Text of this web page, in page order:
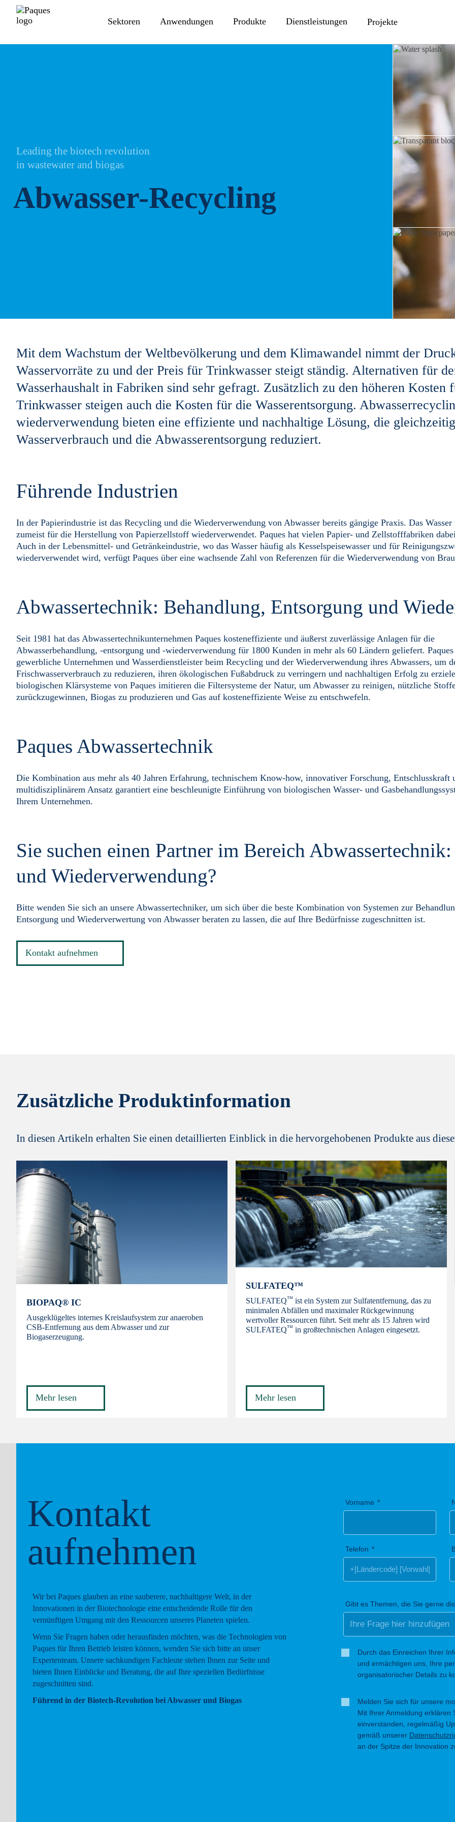
Sektoren Anwendungen Produkte Dienstleistungen Projekte
Leading the biotech revolution
in wastewater and biogas
Abwasser-Recycling
Mit dem Wachstum der Weltbevölkerung und dem Klimawandel nimmt der
Wasservorräte zu und der Preis für Trinkwasser steigt ständig. Alternativen für
Wasserhaushalt in Fabriken sind sehr gefragt. Zusätzlich zu den höheren Kosten
Trinkwasser steigen auch die Kosten für die Wasserentsorgung.
wiederverwendung bieten eine effiziente und nachhaltige Lösung, die
Wasserverbrauch und die Abwasserentsorgung reduziert.
Führende Industrien
In der Papierindustrie ist das Recycling und die Wiederverwendung von Abwasser bereits gängige Praxis. Das
zumeist für die Herstellung von Papierzellstoff wiederverwendet. Paques hat vielen Papier- und Zellstofffabriken
Auch in der Lebensmittel- und Getränkeindustrie, wo das Wasser häufig als Kesselspeisewasser und für
wiederverwendet wird, verfügt Paques über eine wachsende Zahl von Referenzen für die Wiederverwendung von
Abwassertechnik: Behandlung, Entsorgung und
Seit 1981 hat das Abwassertechnikunternehmen Paques kosteneffiziente und äußerst zuverlässige Anlagen für die
Abwasserbehandlung, -entsorgung und -wiederverwendung für 1800 Kunden in mehr als 60 Ländern geliefert.
gewerbliche Unternehmen und Wasserdienstleister beim Recycling und der Wiederverwendung ihres Abwassers, um
Frischwasserverbrauch zu reduzieren, ihren ökologischen Fußabdruck zu verringern und nachhaltigen Erfolg zu
biologischen Klärsysteme von Paques imitieren die Filtersysteme der Natur, um Abwasser zu reinigen, nützliche
zurückzugewinnen, Biogas zu produzieren und Gas auf kosteneffiziente Weise zu entschwefeln.
Paques Abwassertechnik
Die Kombination aus mehr als 40 Jahren Erfahrung, technischem Know-how, innovativer Forschung, Entschlusskraft
multidisziplinärem Ansatz garantiert eine beschleunigte Einführung von biologischen Wasser- und
Ihrem Unternehmen.
Sie suchen einen Partner im Bereich
und Wiederverwendung?
Bitte wenden Sie sich an unsere Abwassertechniker, um sich über die beste Kombination von Systemen zur
Entsorgung und Wiederverwertung von Abwasser beraten zu lassen, die auf Ihre Bedürfnisse zugeschnitten ist.
Kontakt aufnehmen
Zusätzliche Produktinformation
In diesen Artikeln erhalten Sie einen detaillierten Einblick in die hervorgehobenen Produkte aus
BIOPAQ® IC
Ausgeklügeltes internes Kreislaufsystem zur anaeroben
CSB-Entfernung aus dem Abwasser und zur
Biogaserzeugung.
Mehr lesen
SULFATEQ™
SULFATEQ™ ist ein System zur Sulfatentfernung, das zu
minimalen Abfällen und maximaler Rückgewinnung
wertvoller Ressourcen führt. Seit mehr als 15 Jahren wird
SULFATEQ™ in großtechnischen Anlagen eingesetzt.
Mehr lesen
Kontakt
aufnehmen
Wir bei Paques glauben an eine sauberere, nachhaltigere Welt, in der
Innovationen in der Biotechnologie eine entscheidende Rolle für den
vernünftigen Umgang mit den Ressourcen unseres Planeten spielen.
Wenn Sie Fragen haben oder herausfinden möchten, was die Technologien von
Paques für Ihren Betrieb leisten können, wenden Sie sich bitte an unser
Expertenteam. Unsere sachkundigen Fachleute stehen Ihnen zur Seite und
bieten Ihnen Einblicke und Beratung, die auf Ihre speziellen Bedürfnisse
zugeschnitten sind.
Führend in der Biotech-Revolution bei Abwasser und Biogas
Vorname
Telefon
Gibt es Themen, die Sie gerne
Durch das Einreichen Ihrer
und ermächtigen uns, Ihre
organisatorischer Details zu
Melden Sie sich für unsere
Mit Ihrer Anmeldung erklären
einverstanden, regelmäßig
gemäß unserer
an der Spitze der Innovation